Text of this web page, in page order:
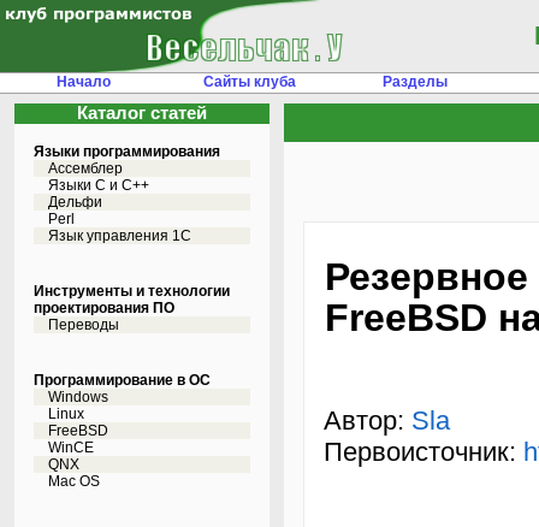
Начало Сайты клуба Разделы
Каталог статей
Языки программирования
Ассемблер
Языки С и C++
Дельфи
Perl
Язык управления 1С
Инструменты и технологии
проектирования ПО
Переводы
Программирование в ОС
Windows
Linux
FreeBSD
WinCE
QNX
Mac OS
FreeBSD
Автор: Sla
Первоисточник: